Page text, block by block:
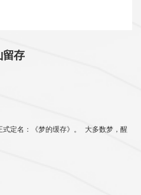
存
名：《梦的缓存》。 大多数梦，醒